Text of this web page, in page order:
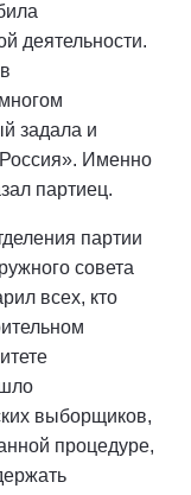
деятельности.
задала и
Именно
партиец.
партии
совета
всех, кто
выборщиков,
процедуре,